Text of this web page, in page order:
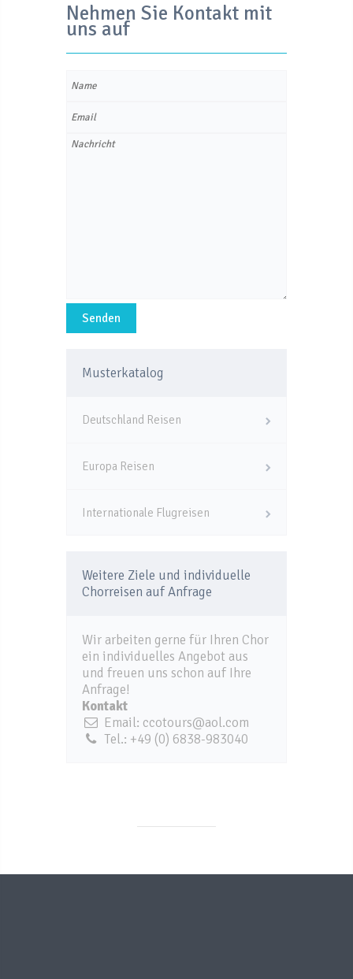
Nehmen Sie Kontakt mit
uns auf
Musterkatalog
Deutschland Reisen
Europa Reisen
Internationale Flugreisen
Weitere Ziele und individuelle
Chorreisen auf Anfrage
Wir arbeiten gerne für Ihren Chor
ein individuelles Angebot aus
und freuen uns schon auf Ihre
Anfrage!
Kontakt
Email: ccotours@aol.com
Tel.: +49 (0) 6838-983040